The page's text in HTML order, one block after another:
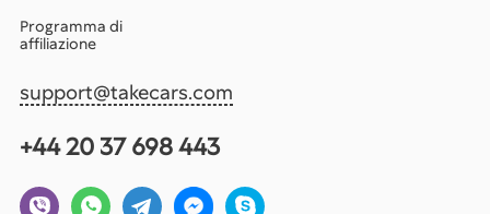
Programma di
affiliazione
support@takecars.com
+44 20 37 698 443